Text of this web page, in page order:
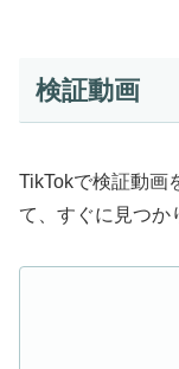
検証動画
TikTokで検証動画
て、すぐに見つか